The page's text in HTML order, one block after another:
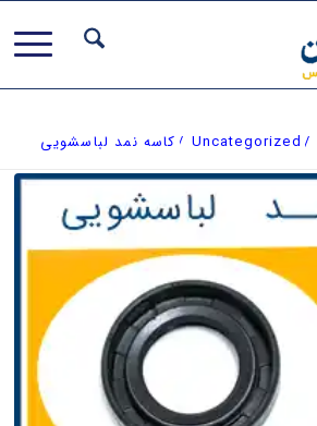
/
Uncategorized
/ کاسه نمد لباسشویی